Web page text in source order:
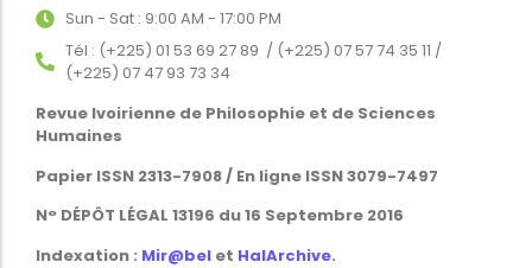
Sun - Sat : 9:00 AM - 17:00 PM
Tél : (+225) 01 53 69 27 89 / (+225) 07 57 74 35 11 /
(+225) 07 47 93 73 34
Revue Ivoirienne de Philosophie et de Sciences
Humaines
Papier ISSN 2313-7908 / En ligne ISSN 3079-7497
N° DÉPÔT LÉGAL 13196 du 16 Septembre 2016
Indexation : Mir@bel et HalArchive.